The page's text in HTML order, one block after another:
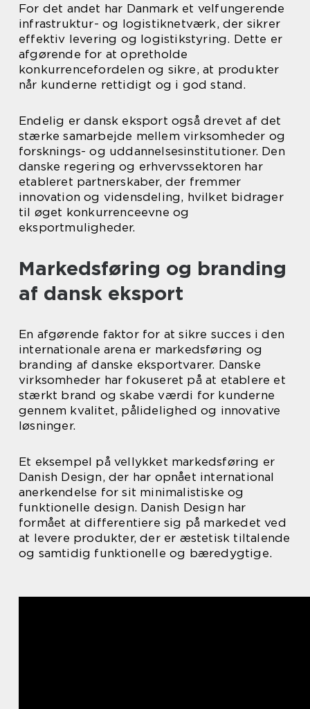
For det andet har Danmark et velfungerende
infrastruktur- og logistiknetværk, der sikrer
effektiv levering og logistikstyring. Dette er
afgørende for at opretholde
konkurrencefordelen og sikre, at produkter
når kunderne rettidigt og i god stand.
Endelig er dansk eksport også drevet af det
stærke samarbejde mellem virksomheder og
forsknings- og uddannelsesinstitutioner. Den
danske regering og erhvervssektoren har
etableret partnerskaber, der fremmer
innovation og vidensdeling, hvilket bidrager
til øget konkurrenceevne og
eksportmuligheder.
Markedsføring og branding
af dansk eksport
En afgørende faktor for at sikre succes i den
internationale arena er markedsføring og
branding af danske eksportvarer. Danske
virksomheder har fokuseret på at etablere et
stærkt brand og skabe værdi for kunderne
gennem kvalitet, pålidelighed og innovative
løsninger.
Et eksempel på vellykket markedsføring er
Danish Design, der har opnået international
anerkendelse for sit minimalistiske og
funktionelle design. Danish Design har
formået at differentiere sig på markedet ved
at levere produkter, der er æstetisk tiltalende
og samtidig funktionelle og bæredygtige.